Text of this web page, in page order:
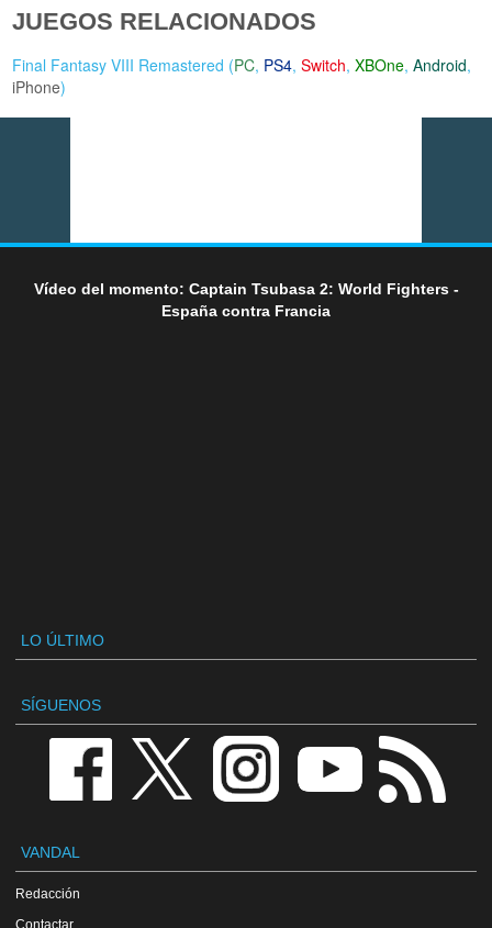
JUEGOS RELACIONADOS
Final Fantasy VIII Remastered (PC, PS4,Switch,XBOne,Android,
iPhone)
Vídeo del momento: Captain Tsubasa 2: World Fighters -
España contra Francia
LO ÚLTIMO
SÍGUENOS
VANDAL
Redacción
Contactar